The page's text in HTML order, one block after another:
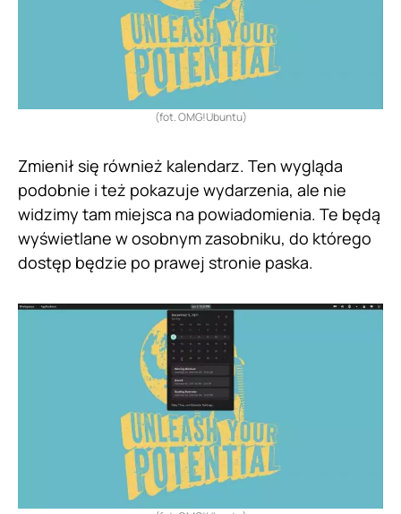
(fot. OMG!Ubuntu)
Zmienił się również kalendarz. Ten wygląda
podobnie i też pokazuje wydarzenia, ale nie
widzimy tam miejsca na powiadomienia. Te będą
wyświetlane w osobnym zasobniku, do którego
dostęp będzie po prawej stronie paska.